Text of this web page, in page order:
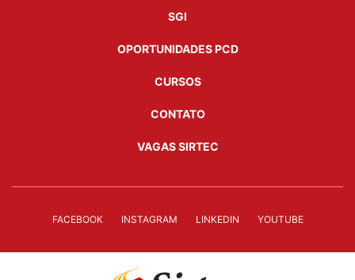
SGI
OPORTUNIDADES PCD
CURSOS
CONTATO
VAGAS SIRTEC
FACEBOOK INSTAGRAM LINKEDIN YOUTUBE